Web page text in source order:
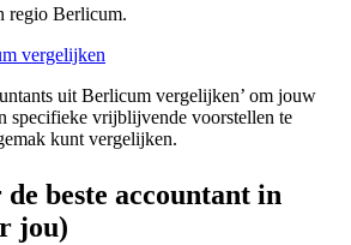
regio Berlicum.
vergelijken
uit Berlicum vergelijken’ om jouw
specifieke vrijblijvende voorstellen te
kunt vergelijken.
beste accountant in
jou)